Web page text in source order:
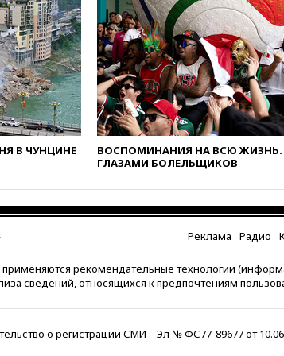
пострадали
Белгородскую
вчера, 18:00
выбрал
строительства
Газе
вчера, 17:50
снять
вчера, 17:45
Шереметьево
вчера, 17:35
автобусу в
области
ограничения
В ЧУНЦИНЕ
ВОСПОМИНАНИЯ НА ВСЮ
ГЛАЗАМИ БОЛЕЛЬЩИКОВ
Реклама Радио
рекомендательные технологии
сведений, относящихся к предпочтениям
о регистрации СМИ Эл № ФС77-89677 от